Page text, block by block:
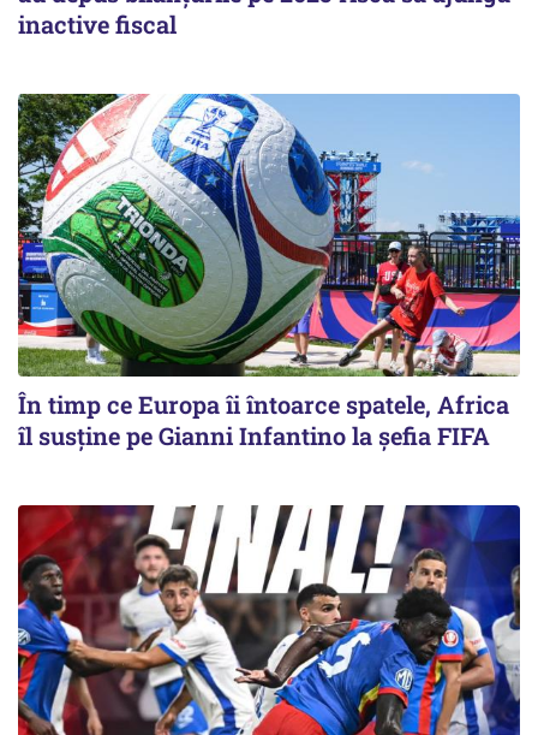
inactive fiscal
În timp ce Europa îi întoarce spatele, Africa
îl susține pe Gianni Infantino la șefia FIFA